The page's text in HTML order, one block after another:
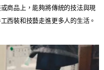
商品上，能夠將傳統的技法與現
西裝和技藝走進更多人的生活。